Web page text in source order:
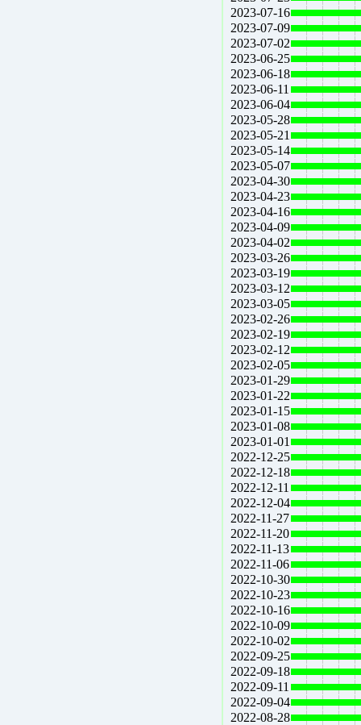
2023-07-16
2023-07-09
2023-07-02
2023-06-25
2023-06-18
2023-06-11
2023-06-04
2023-05-28
2023-05-21
2023-05-14
2023-05-07
2023-04-30
2023-04-23
2023-04-16
2023-04-09
2023-04-02
2023-03-26
2023-03-19
2023-03-12
2023-03-05
2023-02-26
2023-02-19
2023-02-12
2023-02-05
2023-01-29
2023-01-22
2023-01-15
2023-01-08
2023-01-01
2022-12-25
2022-12-18
2022-12-11
2022-12-04
2022-11-27
2022-11-20
2022-11-13
2022-11-06
2022-10-30
2022-10-23
2022-10-16
2022-10-09
2022-10-02
2022-09-25
2022-09-18
2022-09-11
2022-09-04
2022-08-28